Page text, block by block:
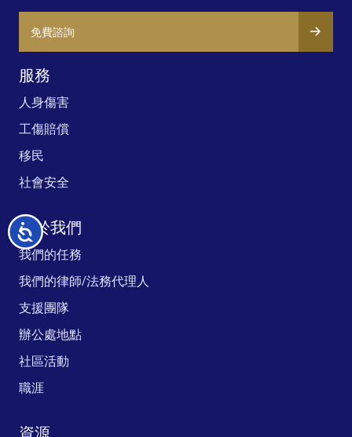
无
障
碍
服務
人身傷害
工傷賠償
移民
社會安全
關於我們
我們的任務
我們的律師/法務代理人
支援團隊
辦公處地點
社區活動
職涯
免費諮詢